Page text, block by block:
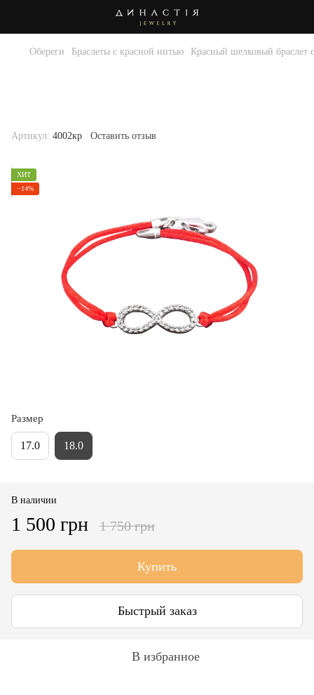
Обереги Браслеты с красной нитью Красный шелковый браслет
Артикул: 4002кр Оставить отзыв
ХИТ
−14%
Размер
17.0 18.0
В наличии
1 500 грн 1 750 грн
Купить
Быстрый заказ
В избранное